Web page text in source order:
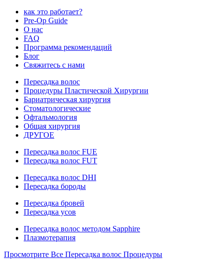
как это работает?
Pre-Op Guide
О нас
FAQ
Программа рекомендаций
Блог
Свяжитесь с нами
Пересадка волос
Процедуры Пластической Хирургии
Бариатрическая хирургия
Стоматологические
Офтальмология
Общая хирургия
ДРУГОЕ
Пересадка волос FUE
Пересадка волос FUT
Пересадка волос DHI
Пересадка бороды
Пересадка бровей
Пересадка усов
Пересадка волос методом Sapphire
Плазмотерапия
Просмотрите Все Пересадка волос Процедуры